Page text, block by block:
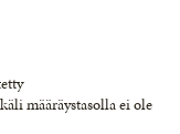
määräystasolla ei ole